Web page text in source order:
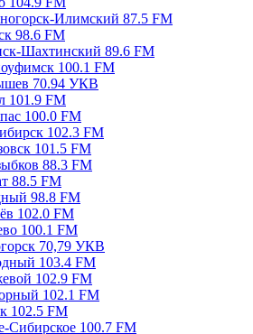
Илимский 87.5 FM
98.6 FM
Шахтинский 89.6 FM
100.1 FM
70.94 УКВ
101.9 FM
100.0 FM
102.3 FM
101.5 FM
88.3 FM
88.5 FM
98.8 FM
102.0 FM
100.1 FM
70,79 УКВ
103.4 FM
102.9 FM
102.1 FM
102.5 FM
Сибирское 100.7 FM